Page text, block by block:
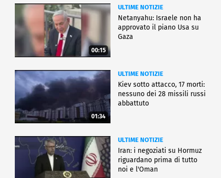
00:15
ULTIME NOTIZIE
Netanyahu: Israele non ha
approvato il piano Usa su
Gaza
01:34
ULTIME NOTIZIE
Kiev sotto attacco, 17 morti:
nessuno dei 28 missili russi
abbattuto
ULTIME NOTIZIE
Iran: i negoziati su Hormuz
riguardano prima di tutto
noi e l'Oman